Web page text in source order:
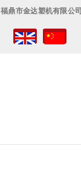
福鼎市金达塑机有限公司